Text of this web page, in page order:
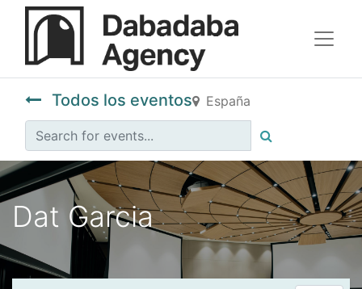
Todos los eventos España
Dat Garcia